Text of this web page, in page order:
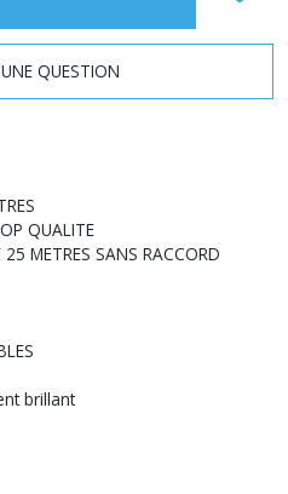
QUESTION
QUALITE
METRES SANS RACCORD
brillant